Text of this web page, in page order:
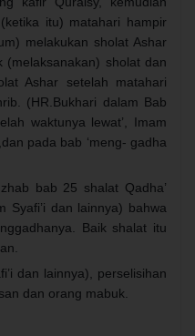
itu) matahari hampir
melakukan sholat Ashar
(melaksanakan) sholat dan
Ashar setelah matahari
(HR.Bukhari dalam Bab
waktunya lewat’, Imam
pada bab ‘meng- gadha
bab 25 shalat Qadha’
Syafi’i dan lainnya) bahwa
Baik shalat itu
dan lainnya), perselisihan
dan orang mabuk.